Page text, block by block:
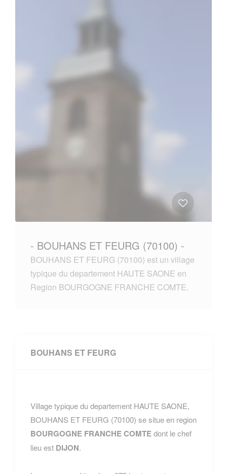
- BOUHANS ET FEURG (70100) -
BOUHANS ET FEURG (70100) est un village
typique du departement HAUTE SAONE en
Region BOURGOGNE FRANCHE COMTE.
BOUHANS ET FEURG
Village typique du departement HAUTE SAONE,
BOUHANS ET FEURG (70100) se situe en region
BOURGOGNE FRANCHE COMTEdont le chef
lieu est DIJON.